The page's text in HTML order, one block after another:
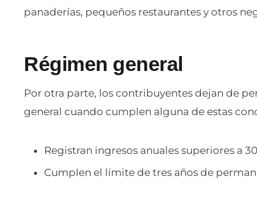
panaderías, pequeños restaurantes y otros
Régimen general
Por otra parte, los contribuyentes dejan de
general cuando cumplen alguna de estas
Registran ingresos anuales superiores a
Cumplen el límite de tres años de